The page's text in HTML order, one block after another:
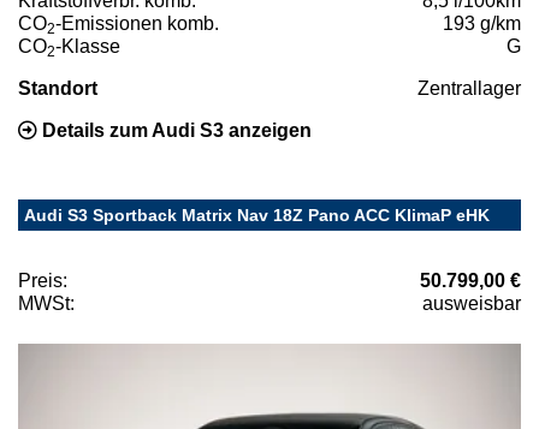
CO2-Emissionen komb.
193 g/km
CO2-Klasse G
Standort Zentrallager
Details zum Audi S3 anzeigen
Audi S3 Sportback Matrix Nav 18Z Pano ACC KlimaP eHK
Preis:
50.799,00 €
MWSt:
ausweisbar